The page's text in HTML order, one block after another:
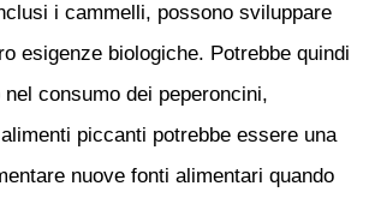
i cammelli, possono sviluppare
esigenze biologiche. Potrebbe quindi
consumo dei peperoncini,
piccanti potrebbe essere una
nuove fonti alimentari quando